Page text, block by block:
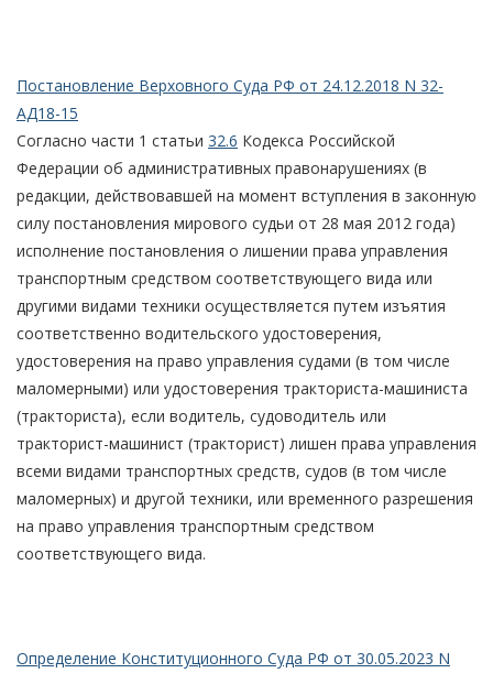
Постановление Верховного Суда РФ от 24.12.2018 N 32-
АД18-15
Согласно части 1 статьи 32.6 Кодекса Российской
Федерации об административных правонарушениях (в
редакции, действовавшей на момент вступления в законную
силу постановления мирового судьи от 28 мая 2012 года)
исполнение постановления о лишении права управления
транспортным средством соответствующего вида или
другими видами техники осуществляется путем изъятия
соответственно водительского удостоверения,
удостоверения на право управления судами (в том числе
маломерными) или удостоверения тракториста-машиниста
(тракториста), если водитель, судоводитель или
тракторист-машинист (тракторист) лишен права управления
всеми видами транспортных средств, судов (в том числе
маломерных) и другой техники, или временного разрешения
на право управления транспортным средством
соответствующего вида.
Определение Конституционного Суда РФ от 30.05.2023 N